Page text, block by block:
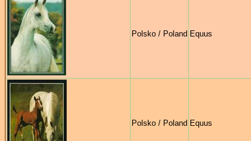
Polsko / Poland Equus
Polsko / Poland Equus